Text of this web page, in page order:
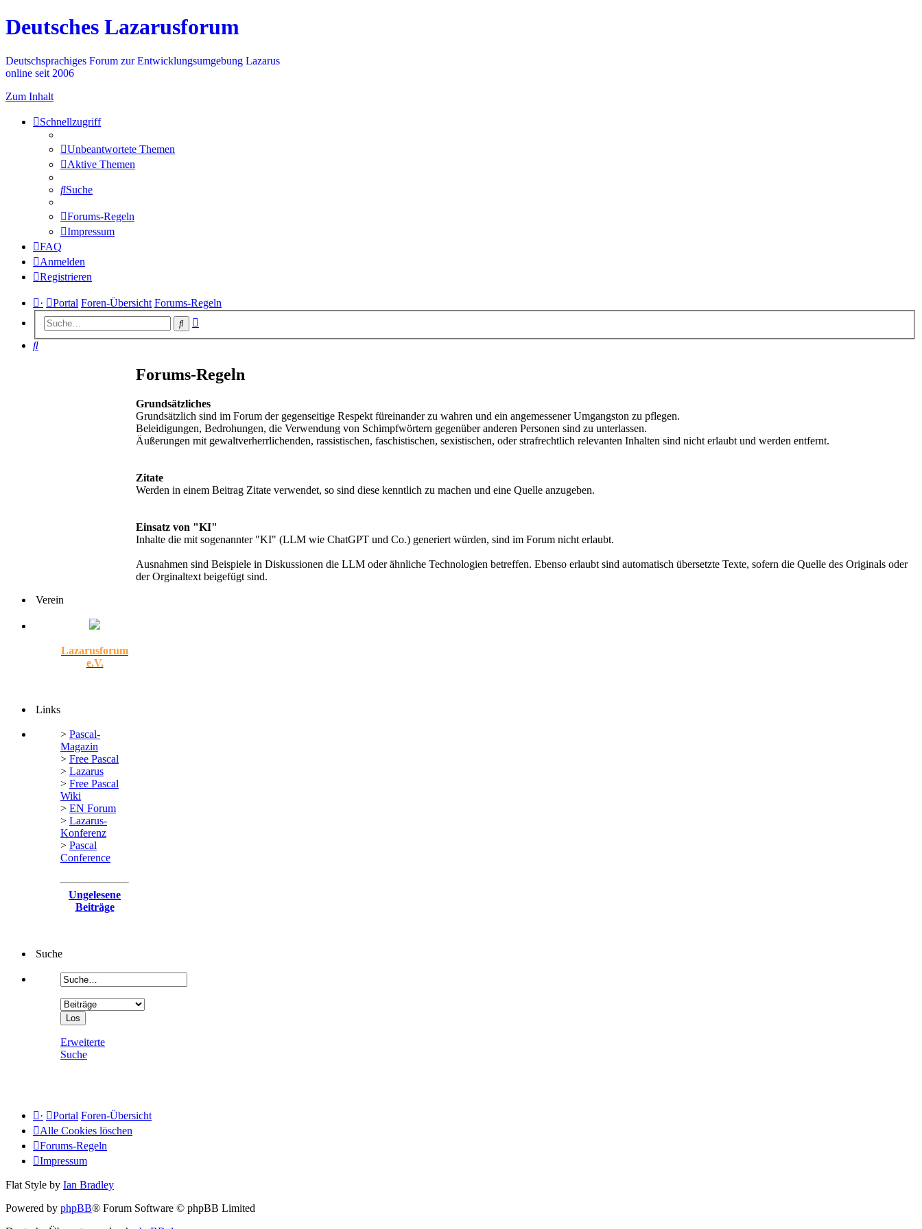
Deutsches Lazarusforum
Deutschsprachiges Forum zur Entwicklungsumgebung Lazarus
online seit 2006
Zum Inhalt
Schnellzugriff
Unbeantwortete Themen
Aktive Themen
Suche
Forums-Regeln
Impressum
FAQ
Anmelden
Registrieren
· Portal Foren-Übersicht Forums-Regeln
Suche
Suche
Forums-Regeln
Grundsätzliches
Grundsätzlich sind im Forum der gegenseitige Respekt füreinander zu wahren und ein angemessener Umgangston zu pflegen.
Beleidigungen, Bedrohungen, die Verwendung von Schimpfwörtern gegenüber anderen Personen sind zu unterlassen.
Äußerungen mit gewaltverherrlichenden, rassistischen, faschistischen, sexistischen, oder strafrechtlich relevanten Inhalten sind nicht erlaubt und werden entfernt.
Zitate
Werden in einem Beitrag Zitate verwendet, so sind diese kenntlich zu machen und eine Quelle anzugeben.
Einsatz von "KI"
Inhalte die mit sogenannter "KI" (LLM wie ChatGPT und Co.) generiert würden, sind im Forum nicht erlaubt.
Ausnahmen sind Beispiele in Diskussionen die LLM oder ähnliche Technologien betreffen. Ebenso erlaubt sind automatisch übersetzte Texte, sofern die Quelle des Originals oder
der Orginaltext beigefügt sind.
Verein
Lazarusforum
e.V.
Links
> Pascal-
Magazin
> Free Pascal
> Lazarus
> Free Pascal
Wiki
> EN Forum
> Lazarus-
Konferenz
> Pascal
Conference
Ungelesene
Beiträge
Suche
Erweiterte
Suche
· Portal Foren-Übersicht
Alle Cookies löschen
Forums-Regeln
Impressum
Flat Style by Ian Bradley
Powered by phpBB® Forum Software © phpBB Limited